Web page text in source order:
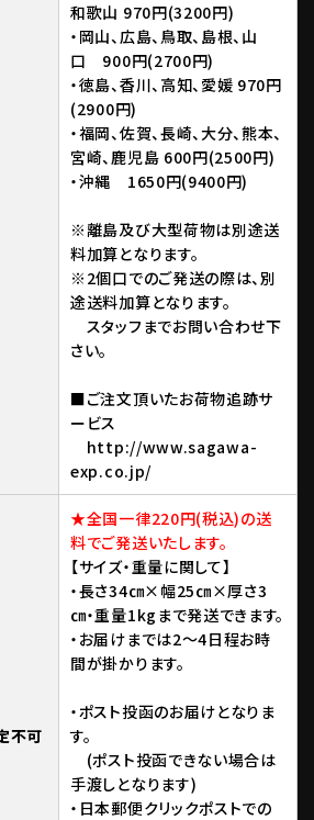
和歌山 970円(3200円)
・岡山、広島、鳥取、島根、山
口 900円(2700円)
・徳島、香川、高知、愛媛 970円
(2900円)
・福岡、佐賀、長崎、大分、熊本、
宮崎、鹿児島 600円(2500円)
・沖縄 1650円(9400円)
※離島及び大型荷物は別途送
料加算となります。
※2個口でのご発送の際は、別
途送料加算となります。
スタッフまでお問い合わせ下
さい。
■ご注文頂いたお荷物追跡サ
ービス
http://www.sagawa-
exp.co.jp/
不可
★全国一律220円(税込)の送
料でご発送いたします。
【サイズ・重量に関して】
・長さ34㎝×幅25㎝×厚さ3
㎝・重量1kgまで発送できます。
・お届けまでは2～4日程お時
間が掛かります。
・ポスト投函のお届けとなりま
す。
(ポスト投函できない場合は
手渡しとなります)
・日本郵便クリックポストでの